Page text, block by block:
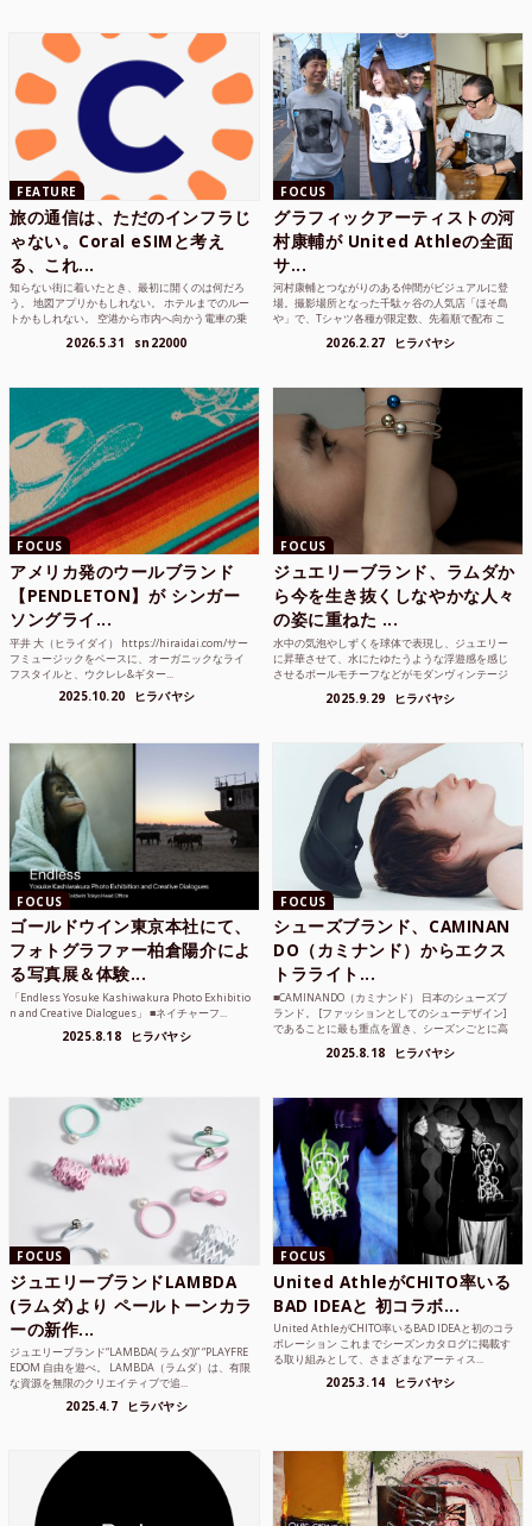
FEATURE
旅の通信は、ただのインフラじ
ゃない。Coral eSIMと考え
る、これ...
知らない街に着いたとき、最初に開くのは何だろ
う。 地図アプリかもしれない。 ホテルまでのルー
トかもしれない。 空港から市内へ向かう電車の乗
2026.5.31 sn22000
FOCUS
グラフィックアーティストの河
村康輔が United Athleの全面
サ...
河村康輔とつながりのある仲間がビジュアルに登
場。撮影場所となった千駄ヶ谷の人気店「ほそ島
や」で、Tシャツ各種が限定数、先着順で配布 こ
2026.2.27 ヒラバヤシ
FOCUS
アメリカ発のウールブランド
【PENDLETON】が シンガー
ソングライ...
平井 大（ヒライダイ） https://hiraidai.com/サー
フミュージックをベースに、オーガニックなライ
フスタイルと、ウクレレ&ギター...
2025.10.20 ヒラバヤシ
FOCUS
ジュエリーブランド、ラムダか
ら今を生き抜くしなやかな人々
の姿に重ねた ...
水中の気泡やしずくを球体で表現し、ジュエリー
に昇華させて、水にたゆたうような浮遊感を感じ
させるボールモチーフなどがモダンヴィンテージ
2025.9.29 ヒラバヤシ
FOCUS
ゴールドウイン東京本社にて、
フォトグラファー柏倉陽介によ
る写真展＆体験...
「Endless Yosuke Kashiwakura Photo Exhibitio
n and Creative Dialogues」 ■ネイチャーフ...
2025.8.18 ヒラバヤシ
FOCUS
シューズブランド、CAMINAN
DO（カミナンド）からエクス
トラライト...
■CAMINANDO（カミナンド） 日本のシューズブ
ランド。 [ファッションとしてのシューデザイン]
であることに最も重点を置き、シーズンごとに高
2025.8.18 ヒラバヤシ
FOCUS
ジュエリーブランドLAMBDA
(ラムダ)より ペールトーンカラ
ーの新作...
ジュエリーブランド“LAMBDA( ラムダ))” “PLAYFRE
EDOM 自由を遊べ。 LAMBDA（ラムダ）は、有限
な資源を無限のクリエイティブで追...
2025.4.7 ヒラバヤシ
FOCUS
United AthleがCHITO率いる
BAD IDEAと 初コラボ...
United AthleがCHITO率いるBAD IDEAと初のコラ
ボレーション これまでシーズンカタログに掲載す
る取り組みとして、さまざまなアーティス...
2025.3.14 ヒラバヤシ